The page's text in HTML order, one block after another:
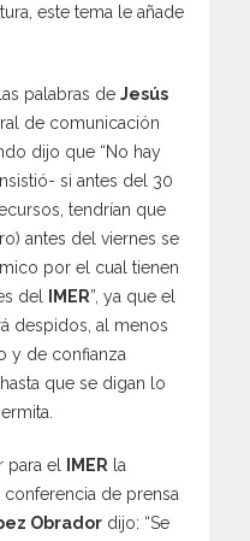
este tema le añade
palabras de Jesús
de comunicación
dijo que “No hay
si antes del 30
tendrían que
antes del viernes se
por el cual tienen
del
IMER”, ya que el
despidos, al menos
y de confianza
que se digan lo
para el IMER la
de prensa
Obrador dijo: “Se